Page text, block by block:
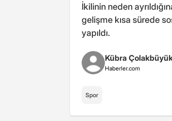
İkilinin neden
gelişme kısa sürede
yapıldı.
Kübra
Haberler.com
Spor